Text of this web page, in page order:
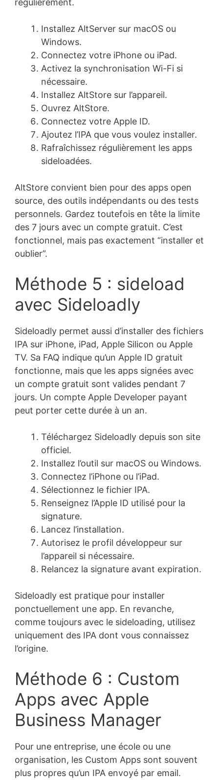
régulièrement.
Installez AltServer sur macOS ou
Windows.
Connectez votre iPhone ou iPad.
Activez la synchronisation Wi-Fi si
nécessaire.
Installez AltStore sur l’appareil.
Ouvrez AltStore.
Connectez votre Apple ID.
Ajoutez l’IPA que vous voulez installer.
Rafraîchissez régulièrement les apps
sideloadées.
AltStore convient bien pour des apps open
source, des outils indépendants ou des tests
personnels. Gardez toutefois en tête la limite
des 7 jours avec un compte gratuit. C’est
fonctionnel, mais pas exactement “installer et
oublier”.
Méthode 5 : sideload
avec Sideloadly
Sideloadly permet aussi d’installer des fichiers
IPA sur iPhone, iPad, Apple Silicon ou Apple
TV. Sa FAQ indique qu’un Apple ID gratuit
fonctionne, mais que les apps signées avec
un compte gratuit sont valides pendant 7
jours. Un compte Apple Developer payant
peut porter cette durée à un an.
Téléchargez Sideloadly depuis son site
officiel.
Installez l’outil sur macOS ou Windows.
Connectez l’iPhone ou l’iPad.
Sélectionnez le fichier IPA.
Renseignez l’Apple ID utilisé pour la
signature.
Lancez l’installation.
Autorisez le profil développeur sur
l’appareil si nécessaire.
Relancez la signature avant expiration.
Sideloadly est pratique pour installer
ponctuellement une app. En revanche,
comme toujours avec le sideloading, utilisez
uniquement des IPA dont vous connaissez
l’origine.
Méthode 6 : Custom
Apps avec Apple
Business Manager
Pour une entreprise, une école ou une
organisation, les Custom Apps sont souvent
plus propres qu’un IPA envoyé par email.